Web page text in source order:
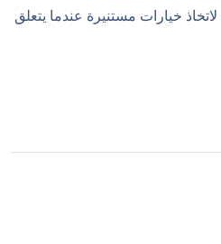
خيارات مستنيرة عندما يتعلق